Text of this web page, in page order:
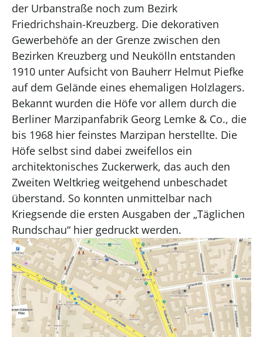
der Urbanstraße noch zum Bezirk
Friedrichshain-Kreuzberg. Die dekorativen
Gewerbehöfe an der Grenze zwischen den
Bezirken Kreuzberg und Neukölln entstanden
1910 unter Aufsicht von Bauherr Helmut Piefke
auf dem Gelände eines ehemaligen Holzlagers.
Bekannt wurden die Höfe vor allem durch die
Berliner Marzipanfabrik Georg Lemke & Co., die
bis 1968 hier feinstes Marzipan herstellte. Die
Höfe selbst sind dabei zweifellos ein
architektonisches Zuckerwerk, das auch den
Zweiten Weltkrieg weitgehend unbeschadet
überstand. So konnten unmittelbar nach
Kriegsende die ersten Ausgaben der „Täglichen
Rundschau“ hier gedruckt werden.